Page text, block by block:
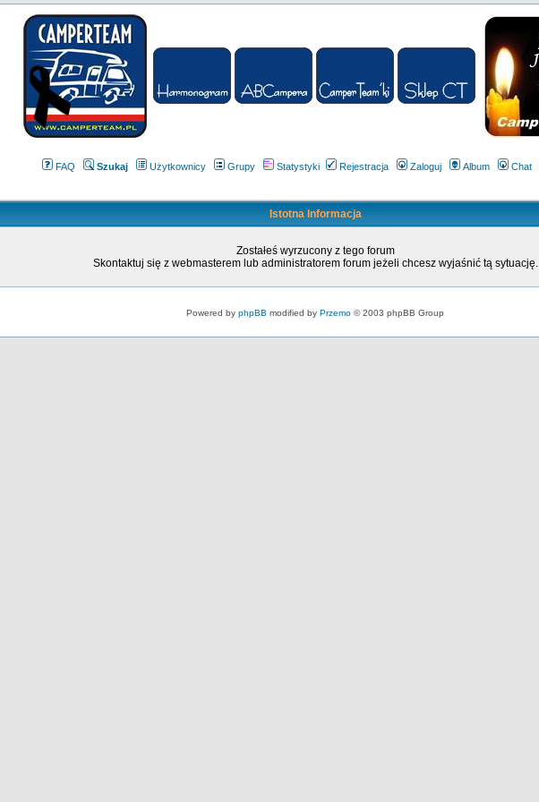
FAQ Szukaj Użytkownicy Grupy Statystyki Rejestracja Zaloguj Album Chat
Istotna Informacja
Zostałeś wyrzucony z tego forum
Skontaktuj się z webmasterem lub administratorem forum jeżeli chcesz wyjaśnić tą sytuację.
Powered by phpBB modified by Przemo © 2003 phpBB Group